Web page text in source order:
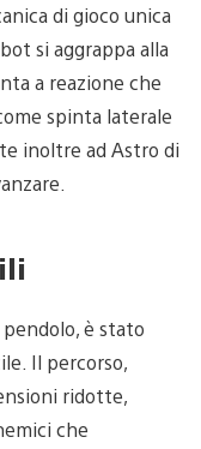
di gioco unica
si aggrappa alla
a reazione che
spinta laterale
inoltre ad Astro di
è stato
Il percorso,
ridotte,
che